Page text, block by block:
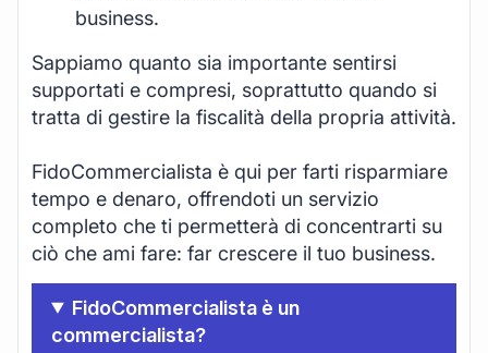
business.
Sappiamo quanto sia importante sentirsi
supportati e compresi, soprattutto quando si
tratta di gestire la fiscalità della propria attività.
FidoCommercialista è qui per farti risparmiare
tempo e denaro, offrendoti un servizio
completo che ti permetterà di concentrarti su
ciò che ami fare: far crescere il tuo business.
FidoCommercialista è un
commercialista?